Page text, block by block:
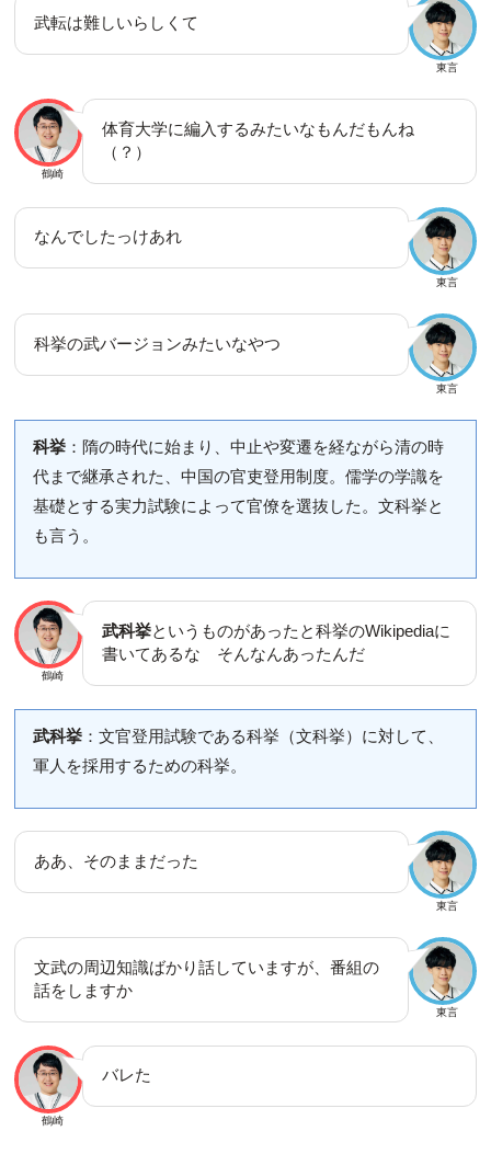
東言
武転は難しいらしくて
鶴崎
体育大学に編入するみたいなもんだもんね
（？）
東言
なんでしたっけあれ
東言
科挙の武バージョンみたいなやつ
科挙：隋の時代に始まり、中止や変遷を経ながら清の時
代まで継承された、中国の官吏登用制度。儒学の学識を
基礎とする実力試験によって官僚を選抜した。文科挙と
も言う。
鶴崎
武科挙というものがあったと科挙のWikipediaに
書いてあるな そんなんあったんだ
武科挙：文官登用試験である科挙（文科挙）に対して、
軍人を採用するための科挙。
東言
ああ、そのままだった
東言
文武の周辺知識ばかり話していますが、番組の
話をしますか
鶴崎
バレた